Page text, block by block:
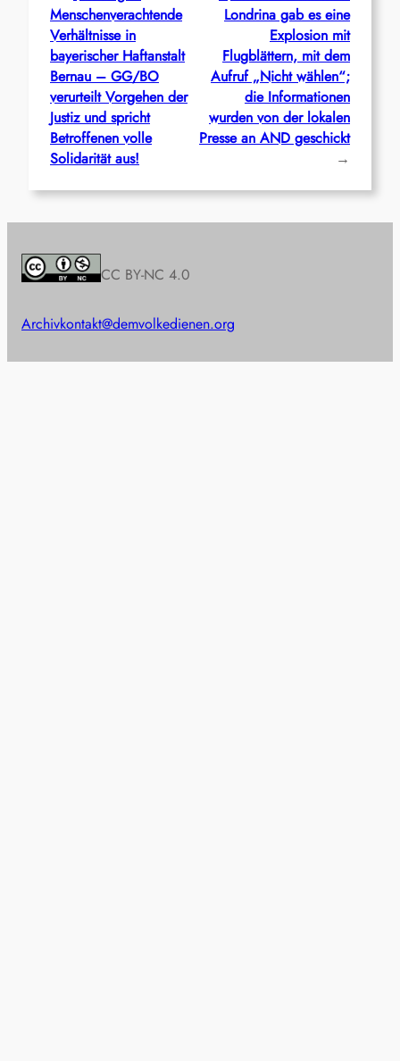
Menschenverachtende
Verhältnisse in
bayerischer Haftanstalt
Bernau – GG/BO
verurteilt Vorgehen der
Justiz und spricht
Betroffenen volle
Solidarität aus!
Londrina gab es eine
Explosion mit
Flugblättern, mit dem
Aufruf „Nicht wählen“;
die Informationen
wurden von der lokalen
Presse an AND geschickt
→
CC BY-NC 4.0
Archivkontakt@demvolkedienen.org